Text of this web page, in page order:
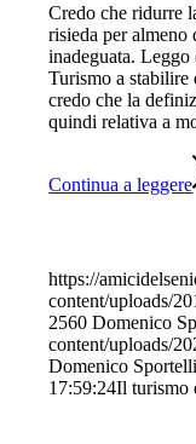
Credo che ridurre
risieda per
inadeguata. Leggo
Turismo a stabilire
credo che la
quindi relativa a
Continua a leggere
https://
content/uploads/
2560 Domenico
content/uploads/
Domenico Sportelli
17:59:24Il turismo